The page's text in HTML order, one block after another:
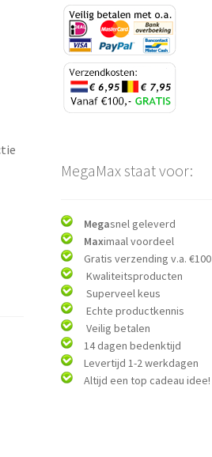
MegaMax staat voor:
Megasnel geleverd
Maximaal voordeel
Gratis verzending v.a. €100
Kwaliteitsproducten
Superveel keus
Echte productkennis
Veilig betalen
14 dagen bedenktijd
Levertijd 1-2 werkdagen
Altijd een top cadeau idee!